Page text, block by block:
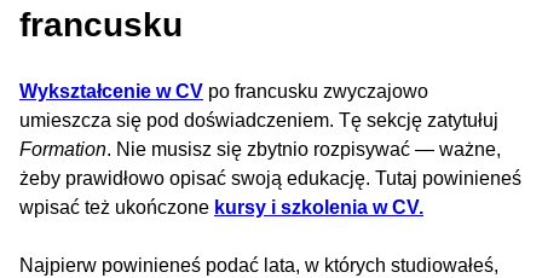
francusku
Wykształcenie w CV po francusku zwyczajowo
umieszcza się pod doświadczeniem. Tę sekcję zatytułuj
Formation. Nie musisz się zbytnio rozpisywać — ważne,
żeby prawidłowo opisać swoją edukację. Tutaj powinieneś
wpisać też ukończone kursy i szkolenia w CV.
Najpierw powinieneś podać lata, w których studiowałeś,